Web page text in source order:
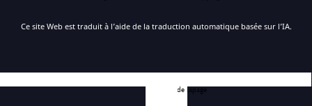
Ce site Web est traduit à l’aide de la traduction automatique basée sur l’IA.